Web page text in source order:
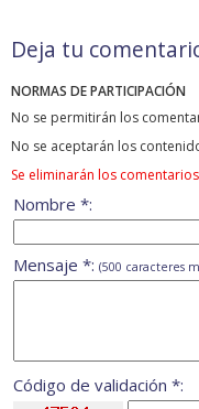
Deja tu
NORMAS DE PARTICIPACIÓN
No se permitirán los
No se aceptarán los
Se eliminarán los
Nombre *:
Mensaje *: (500 caracteres
Código de validación *: